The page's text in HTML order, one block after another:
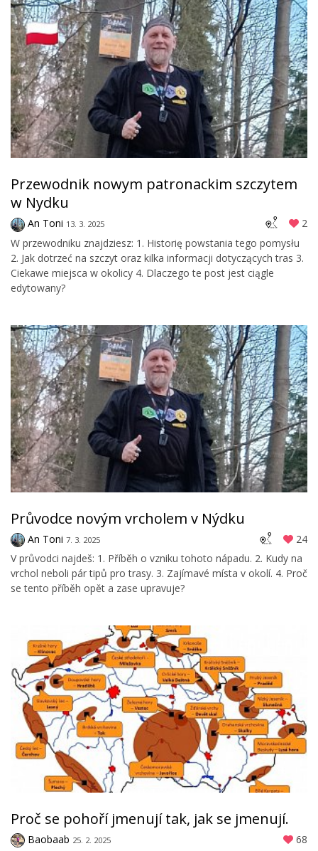
Przewodnik nowym patronackim szczytem
w Nydku
An Toni 13. 3. 2025
2
W przewodniku znajdziesz: 1. Historię powstania tego pomysłu
2. Jak dotrzeć na szczyt oraz kilka informacji dotyczących tras 3.
Ciekawe miejsca w okolicy 4. Dlaczego te post jest ciągle
edytowany?
Průvodce novým vrcholem v Nýdku
An Toni 7. 3. 2025
24
V průvodci najdeš: 1. Příběh o vzniku tohoto nápadu. 2. Kudy na
vrchol neboli pár tipů pro trasy. 3. Zajímavé místa v okolí. 4. Proč
se tento příběh opět a zase upravuje?
Proč se pohoří jmenují tak, jak se jmenují.
Baobaab 25. 2. 2025
68